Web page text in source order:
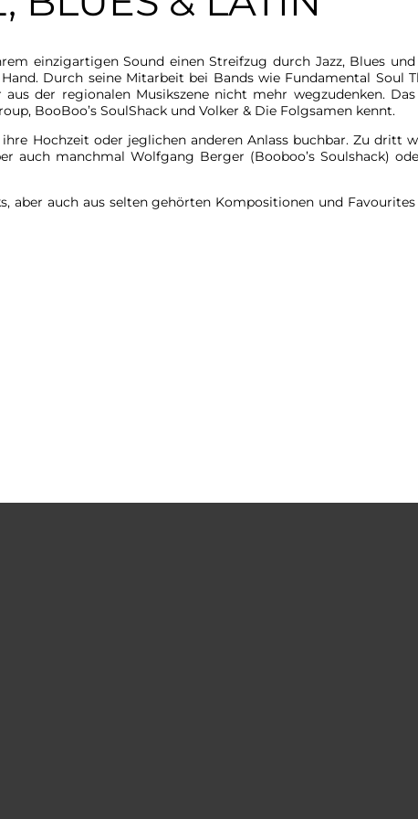
einzigartigen Sound einen Streifzug durch Jazz, Blues
Durch seine Mitarbeit bei Bands wie Fundamental Soul
der regionalen Musikszene nicht mehr wegzudenken.
BooBoo’s SoulShack und Volker & Die Folgsamen kennt.
Hochzeit oder jeglichen anderen Anlass buchbar. Zu dritt
auch manchmal Wolfgang Berger (Booboo’s Soulshack)
aber auch aus selten gehörten Kompositionen und